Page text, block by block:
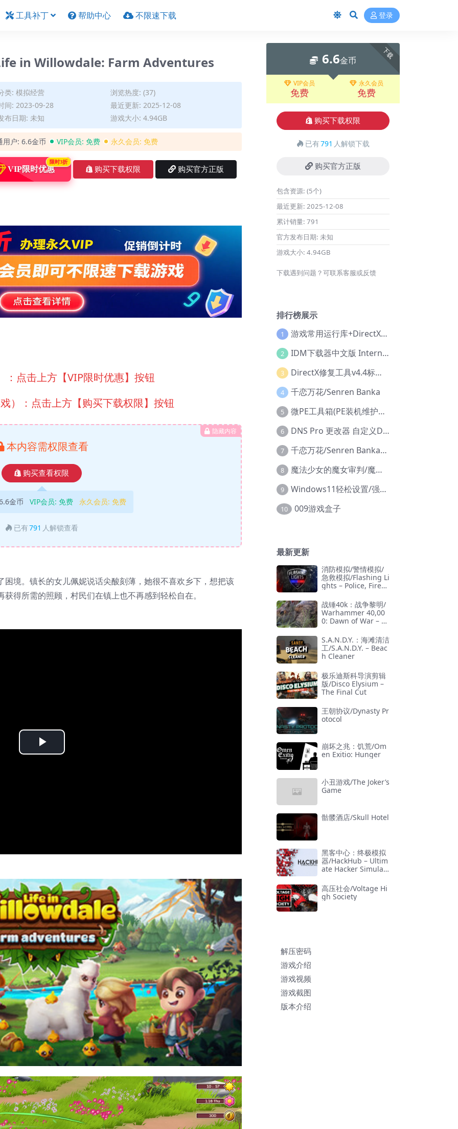
工具补丁 帮助中心 不限速下载 登录
in Willowdale: Farm Adventures
类: 模拟经营
浏览热度: (37)
间: 2023-09-28
最近更新: 2025-12-08
布日期: 未知
游戏大小: 4.94GB
用户: 6.6金币 VIP会员: 免费 永久会员: 免费
VIP限时优惠
限时3折
购买下载权限 购买官方正版
点击上方【VIP限时优惠】按钮
）：点击上方【购买下载权限】按钮
隐藏内容
本内容需权限查看
购买查看权限
金币 VIP会员: 免费 永久会员: 免费
已有791 人解锁查看
境。镇长的女儿佩妮说话尖酸刻薄，她很不喜欢乡下，想把该
得所需的照顾，村民们在镇上也不再感到轻松自在。
Play
下载
6.6金币
VIP会员
免费
永久会员
免费
购买下载权限
已有791 人解锁下载
购买官方正版
包含资源: (5个)
最近更新: 2025-12-08
累计销量: 791
官方发布日期: 未知
游戏大小: 4.94GB
下载遇到问题？可联系客服或反馈
排行榜展示
1 游戏常用运行库+DirectX修复增强版
2 IDM下载器中文版 Internet Download Manager v6.42.36 IDM
3 DirectX修复工具v4.4标准版+增强版+在线修复版
4 千恋万花/Senren Banka
5 微PE工具箱(PE装机维护工具) v2.3官方正式版
6 DNS Pro 更改器 自定义DNS修改
7 千恋万花/Senren Banka/安卓版
8 魔法少女的魔女审判/魔法少女ノ魔女裁判
9 Windows11轻松设置/强力禁止WD等/兼容Win10
10 009游戏盒子
最新更新
消防模拟/警情模拟/
急救模拟/Flashing Li
ghts – Police, Firefi
Services Simulator
战锤40k：战争黎明/
Warhammer 40,00
0: Dawn of War – D
S.A.N.D.Y.：海滩清洁
工/S.A.N.D.Y. – Beac
h Cleaner
极乐迪斯科导演剪辑
版/Disco Elysium –
The Final Cut
王朝协议/Dynasty Pr
otocol
崩坏之兆：饥荒/Om
en Exitio: Hunger
小丑游戏/The Joker’s
Game
骷髅酒店/Skull Hotel
黑客中心：终极模拟
器/HackHub – Ultim
ate Hacker Simulat
高压社会/Voltage Hi
gh Society
解压密码
游戏介绍
游戏视频
游戏截图
版本介绍